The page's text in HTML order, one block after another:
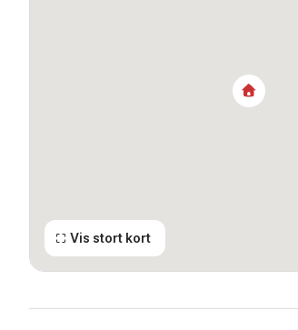
Vis stort kort